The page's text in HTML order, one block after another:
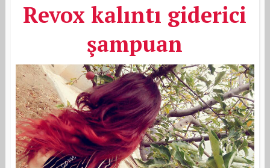
Revox kalıntı giderici
şampuan